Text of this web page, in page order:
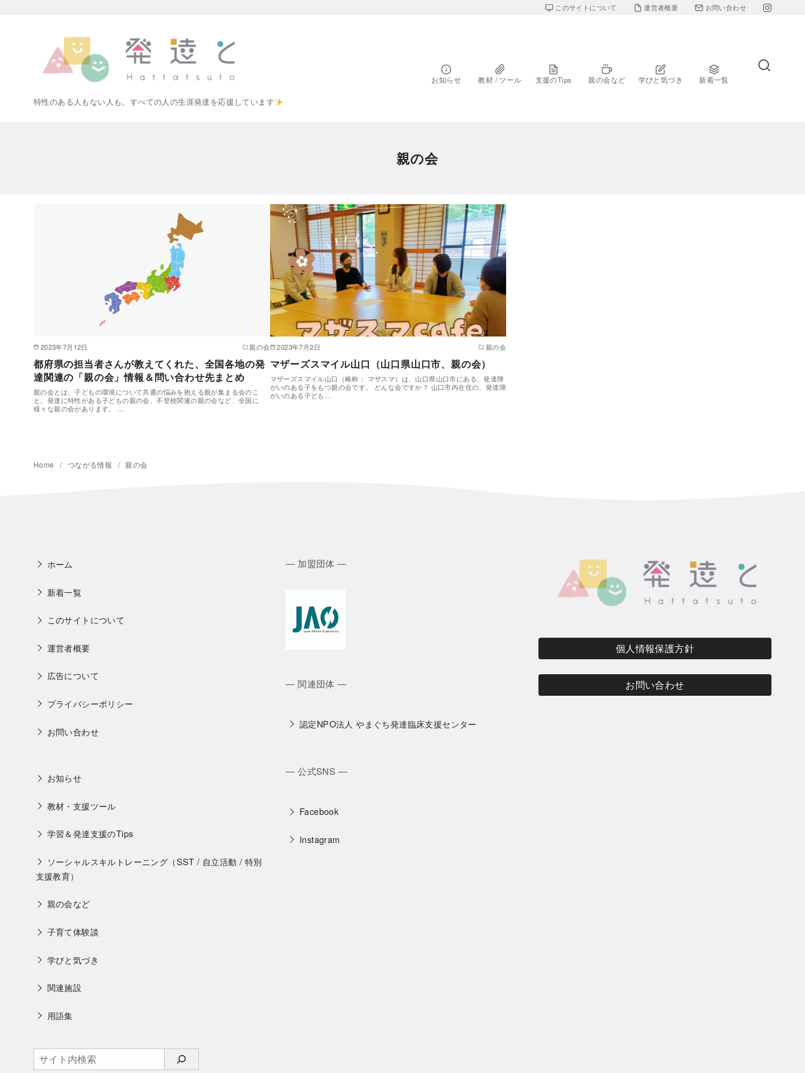
このサイトについて 運営者概要 お問い合わせ
特性のある人もない人も。すべての人の生涯発達を応援しています
お知らせ 教材 / ツール 支援のTips 親の会など 学びと気づき 新着一覧
親の会
2023年7月12日 親の会
都府県の担当者さんが教えてくれた、全国各地の発
達関連の「親の会」情報＆問い合わせ先まとめ
親の会とは、子どもの環境について共通の悩みを抱える親が集まる会のこ
と。発達に特性がある子どもの親の会、不登校関連の親の会など、全国に
様々な親の会があります。 …
2023年7月2日 親の会
マザーズスマイル山口（山口県山口市、親の会）
マザーズスマイル山口（略称： マザスマ）は、山口県山口市にある、発達障
がいのある子をもつ親の会です。 どんな会ですか？ 山口市内在住の、発達障
がいのある子ども…
Home つながる情報 親の会
ホーム
新着一覧
このサイトについて
運営者概要
広告について
プライバシーポリシー
お問い合わせ
お知らせ
教材・支援ツール
学習＆発達支援のTips
ソーシャルスキルトレーニング（SST / 自立活動 / 特別
支援教育）
親の会など
子育て体験談
学びと気づき
関連施設
用語集
検
索
― 加盟団体 ―
― 関連団体 ―
認定NPO法人 やまぐち発達臨床支援センター
― 公式SNS ―
Facebook
Instagram
個人情報保護方針
お問い合わせ